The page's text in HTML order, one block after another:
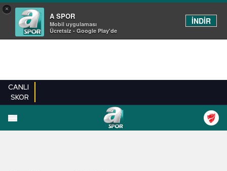
×
A SPOR
Mobil uygulaması
Ücretsiz - Google Play'de
İNDİR
CANLI
SKOR